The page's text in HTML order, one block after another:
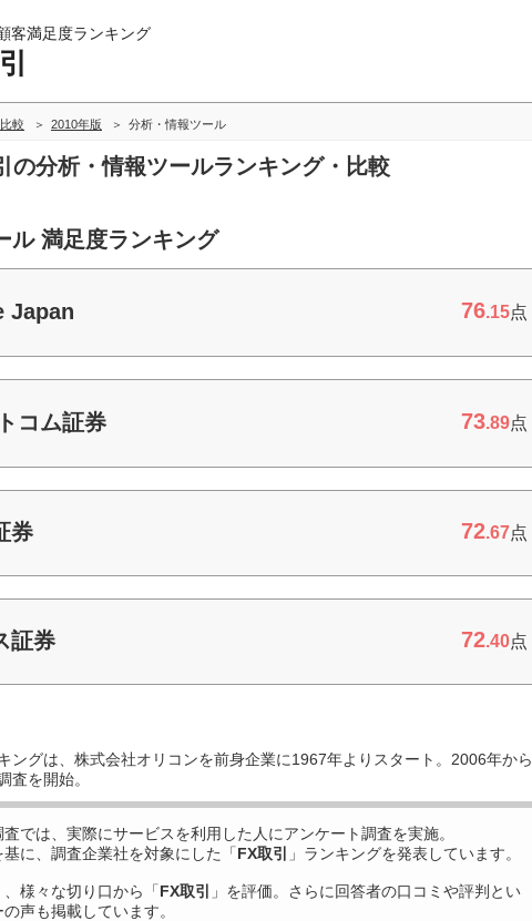
客満足度ランキング
較 2010年版 分析・情報ツール
の分析・情報ツールランキング・比較
ル 満足度ランキング
Japan 76.15点
コム証券 73.89点
券 72.67点
証券 72.40点
ングは、株式会社オリコンを前身企業に1967年よりスタート。2006年から
査を開始。
では、実際にサービスを利用した 人にアンケート調査を実施。
に、調査企業社を対象にした「FX取引 」ランキングを発表しています。
様々な切り口から「FX取引
」を評価。さらに回答者の口コミや評判とい
声も掲載しています。